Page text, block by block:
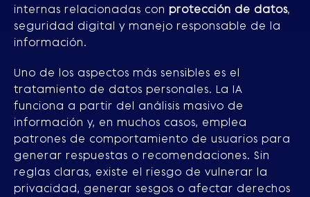
internas relacionadas con protección de datos,
seguridad digital y manejo responsable de la
información.
Uno de los aspectos más sensibles es el
tratamiento de datos personales. La IA
funciona a partir del análisis masivo de
información y, en muchos casos, emplea
patrones de comportamiento de usuarios para
generar respuestas o recomendaciones. Sin
reglas claras, existe el riesgo de vulnerar la
privacidad, generar sesgos o afectar derechos